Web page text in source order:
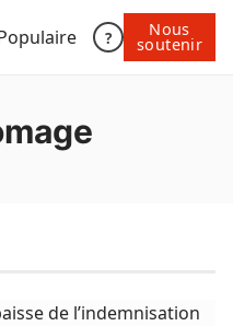
? Nous
soutenir